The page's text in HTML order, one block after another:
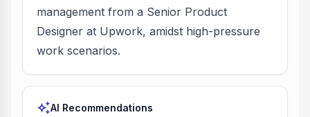
management from a Senior Product
Designer at Upwork, amidst high-pressure
work scenarios.
auto_awesomeAI Recommendations